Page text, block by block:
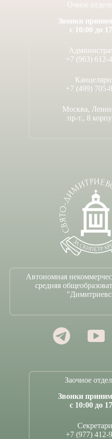
Очное
Звонки
с 10:00 до
+7 (963) 612-
+7 (499) 705-
Москва,
пр-т., 8
Автономная
средняя
Заочное
Звонки
с 10:00 до
+7 (977) 412-